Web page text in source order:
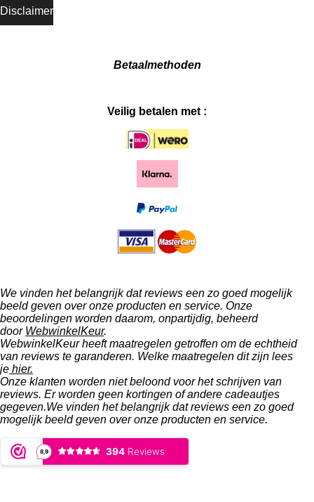
Disclaimer
Betaalmethoden
Veilig betalen met :
We vinden het belangrijk dat reviews een zo goed mogelijk
beeld geven over onze producten en service. Onze
beoordelingen worden daarom, onpartijdig, beheerd
door WebwinkelKeur.
WebwinkelKeur heeft maatregelen getroffen om de echtheid
van reviews te garanderen. Welke maatregelen dit zijn lees
je hier.
Onze klanten worden niet beloond voor het schrijven van
reviews. Er worden geen kortingen of andere cadeautjes
gegeven.We vinden het belangrijk dat reviews een zo goed
mogelijk beeld geven over onze producten en service.